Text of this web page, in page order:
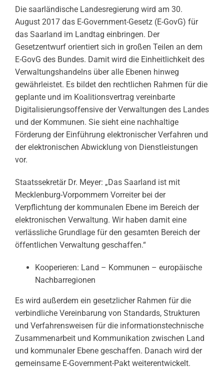
Die saarländische Landesregierung wird am 30.
August 2017 das E-Government-Gesetz (E-GovG) für
das Saarland im Landtag einbringen. Der
Gesetzentwurf orientiert sich in großen Teilen an dem
E-GovG des Bundes. Damit wird die Einheitlichkeit des
Verwaltungshandelns über alle Ebenen hinweg
gewährleistet. Es bildet den rechtlichen Rahmen für die
geplante und im Koalitionsvertrag vereinbarte
Digitalisierungsoffensive der Verwaltungen des Landes
und der Kommunen. Sie sieht eine nachhaltige
Förderung der Einführung elektronischer Verfahren und
der elektronischen Abwicklung von Dienstleistungen
vor.
Staatssekretär Dr. Meyer: „Das Saarland ist mit
Mecklenburg-Vorpommern Vorreiter bei der
Verpflichtung der kommunalen Ebene im Bereich der
elektronischen Verwaltung. Wir haben damit eine
verlässliche Grundlage für den gesamten Bereich der
öffentlichen Verwaltung geschaffen.“
Kooperieren: Land – Kommunen – europäische
Nachbarregionen
Es wird außerdem ein gesetzlicher Rahmen für die
verbindliche Vereinbarung von Standards, Strukturen
und Verfahrensweisen für die informationstechnische
Zusammenarbeit und Kommunikation zwischen Land
und kommunaler Ebene geschaffen. Danach wird der
gemeinsame E-Government-Pakt weiterentwickelt.